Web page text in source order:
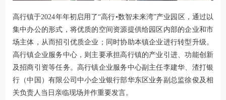
高行镇于2024年年初启用了“高行•数智未来湾”产业园区，通过以
集中办公的形式，将优质的空间资源提供给园区内部的企业和市
场主体，从而招引优质企业；同时协助本镇企业进行转型升级。
高行镇企业服务中心，则主要承担高行镇的产业引进、功能创新
及招商引资等任务。高行镇企业服务中心副主任李建华、渣打银
行（中国）有限公司中小企业银行部华东区业务副总监徐俊及相
关负责人当日亲临现场并作重要发言。